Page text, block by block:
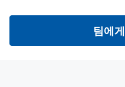
팀에